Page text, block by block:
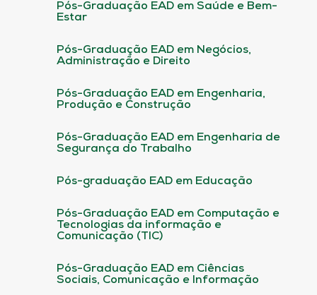
Pós-Graduação EAD em Saúde e Bem-
Estar
Pós-Graduação EAD em Negócios,
Administração e Direito
Pós-Graduação EAD em Engenharia,
Produção e Construção
Pós-Graduação EAD em Engenharia de
Segurança do Trabalho
Pós-graduação EAD em Educação
Pós-Graduação EAD em Computação e
Tecnologias da informação e
Comunicação (TIC)
Pós-Graduação EAD em Ciências
Sociais, Comunicação e Informação